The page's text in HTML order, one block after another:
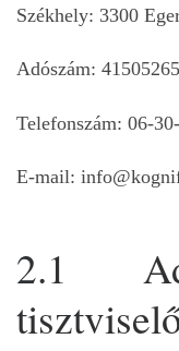
Székhely: 3300
Adószám:
Telefonszám: 06-
E-mail:
2.1